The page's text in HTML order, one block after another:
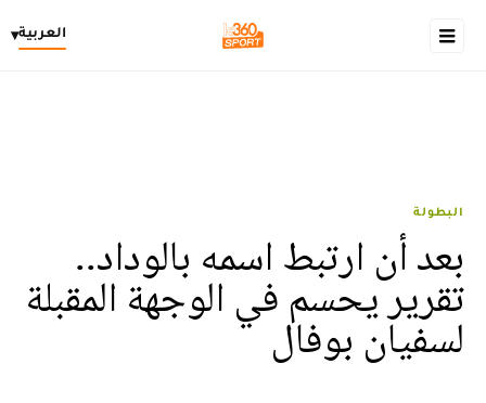
العربية▾
البطولة
بعد أن ارتبط اسمه بالوداد..
تقرير يحسم في الوجهة المقبلة
لسفيان بوفال